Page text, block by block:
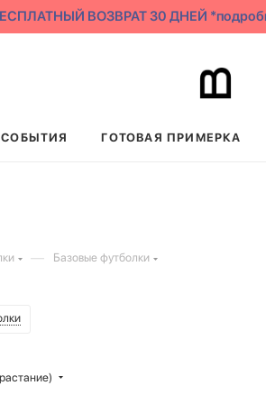
ВОЗВРАТ 30 ДНЕЙ *подробнее
СОБЫТИЯ ГОТОВАЯ ПРИМЕРКА
— Базовые футболки